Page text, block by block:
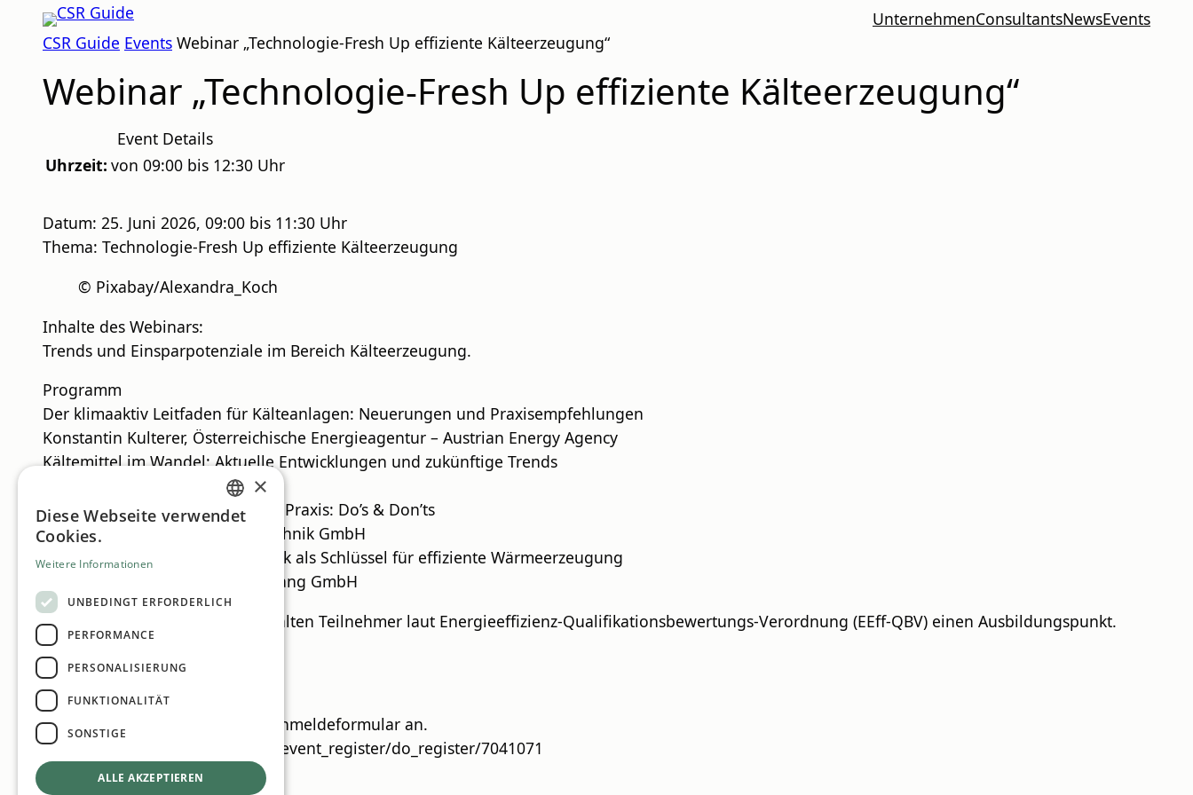
InhaltCSR
GUIDE
UnternehmenConsultantsNewsEvents
CSR Guide Events Webinar „Technologie-Fresh Up effiziente Kälteerzeugung“
Webinar „Technologie-Fresh Up effiziente Kälteerzeugung“
Event Details
Uhrzeit: von 09:00 bis 12:30 Uhr
Datum: 25. Juni 2026, 09:00 bis 11:30 Uhr
Thema: Technologie-Fresh Up effiziente Kälteerzeugung
© Pixabay/Alexandra_Koch
Inhalte des Webinars:
Trends und Einsparpotenziale im Bereich Kälteerzeugung.
Programm
Der klimaaktiv Leitfaden für Kälteanlagen: Neuerungen und Praxisempfehlungen
Konstantin Kulterer, Österreichische Energieagentur – Austrian Energy Agency
Kältemittel im Wandel: Aktuelle Entwicklungen und zukünftige Trends
Harald Erös, Ingenieurbüro Erös
Effiziente Kälteerzeugung in der Praxis: Do’s & Don’ts
Cüneyt Salkim, EQUANS Kältetechnik GmbH
Von Kälte zu Wärme: Kältetechnik als Schlüssel für effiziente Wärmeerzeugung
Mathias Blaser, Ingenieurbüro Lang GmbH
Wichtig: Für diese Schulung erhalten Teilnehmer laut Energieeffizienz-Qualifikationsbewertungs-Verordnung (EEff-QBV) einen Ausbildungspunkt.
Dauer: ca. 2,5 Stunden
Kosten: kostenfrei
Bitte melden Sie sich über das Anmeldeformular an.
https://myconvento.com/public/event_register/do_register/7041071
GERMAN
×
Diese Webseite verwendet
Cookies.
Weitere Informationen
UNBEDINGT ERFORDERLICH
PERFORMANCE
PERSONALISIERUNG
FUNKTIONALITÄT
SONSTIGE
ALLE AKZEPTIEREN